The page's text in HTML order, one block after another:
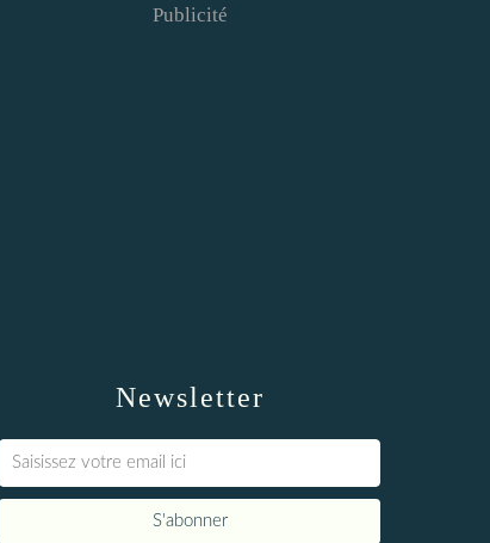
Newsletter
Publicité